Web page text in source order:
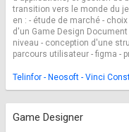
transition vers le monde du
en : - étude de marché -
d'un Game Design
niveau - conception d'une
parcours utilisateur - figma -
Telinfor - Neosoft - Vinci
Game Designer